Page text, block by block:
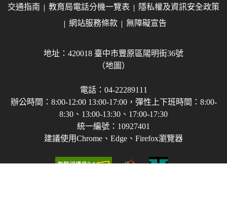
交通指南 教育局電話分機一覽表
隱私權及資訊安全政策
網站服務條款
無障礙宣告
地址：420018 臺中市豐原區陽明街36號
（地圖）
電話：04-22289111
辦公時間：8:00-12:00 13:00-17:00，彈性上下班時間：8:00-
8:30、13:00-13:30、17:00-17:30
統一編號：10927401
建議使用Chrome、Edge、Firefox瀏覽器